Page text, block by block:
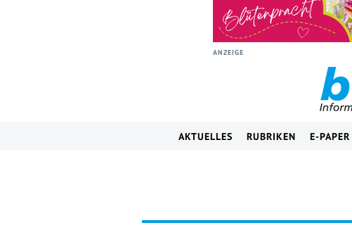
ANZEIGE
AKTUELLES RUBRIKEN E-PAPER